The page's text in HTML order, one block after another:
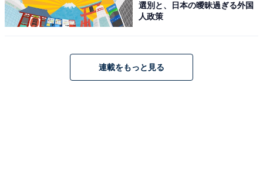
選別と、日本の曖昧過ぎる外国
人政策
連載をもっと見る